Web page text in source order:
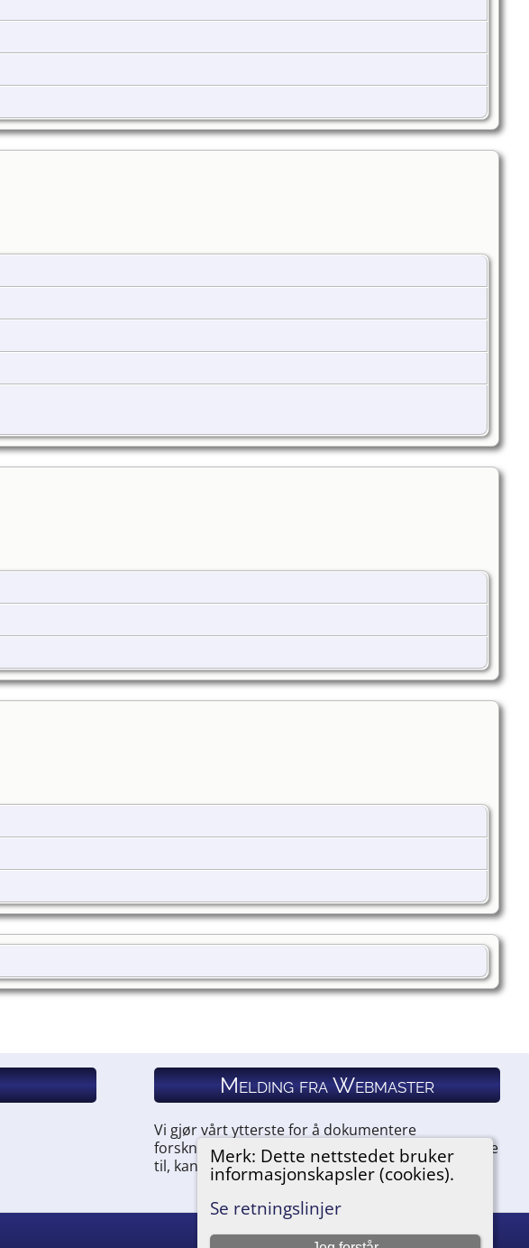
Merk: Dette nettstedet bruker
informasjonskapsler (cookies).
Se retningslinjer
Melding fra Webmaster
Vi gjør vårt ytterste for å dokumentere
forskningen vår. Hvis du har noe du ønsker å legge
til, kan du kontakte oss.